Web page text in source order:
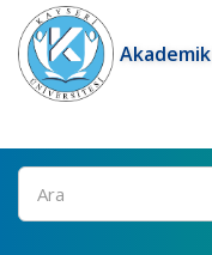
Ara